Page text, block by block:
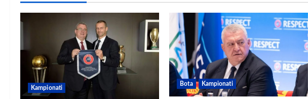
Kampionati
Bota Kampionati